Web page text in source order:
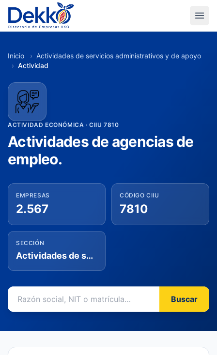
Inicio › Actividades de servicios administrativos y de apoyo
› Actividad
ACTIVIDAD ECONÓMICA · CIIU 7810
Actividades de agencias de
empleo.
EMPRESAS
2.567
CÓDIGO CIIU
7810
SECCIÓN
Actividades de servicios administrativos y de apoyo
Buscar